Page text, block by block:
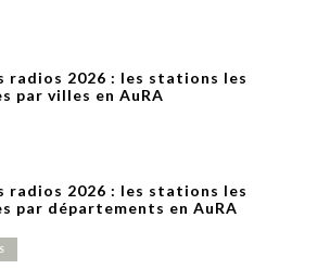
radios 2026 : les stations les
par villes en AuRA
radios 2026 : les stations les
par départements en AuRA